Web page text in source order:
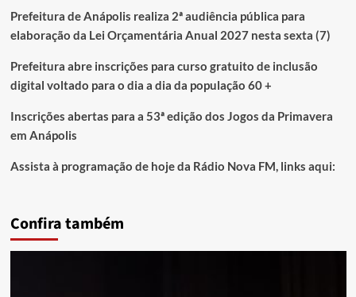
Prefeitura de Anápolis realiza 2ª audiência pública para
elaboração da Lei Orçamentária Anual 2027 nesta sexta (7)
Prefeitura abre inscrições para curso gratuito de inclusão
digital voltado para o dia a dia da população 60 +
Inscrições abertas para a 53ª edição dos Jogos da Primavera
em Anápolis
Assista à programação de hoje da Rádio Nova FM, links aqui:
Confira também